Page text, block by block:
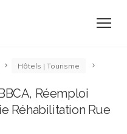
Hôtels | Tourisme
Réemploi
Réhabilitation Rue